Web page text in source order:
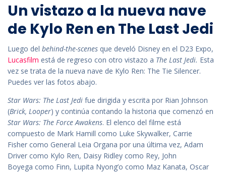
Un vistazo a la nueva nave
de Kylo Ren en The Last Jedi
Luego del behind-the-scenes que develó Disney en el D23 Expo,
Lucasfilm está de regreso con otro vistazo a The Last Jedi. Esta
vez se trata de la nueva nave de Kylo Ren: The Tie Silencer.
Puedes ver las fotos abajo.
Star Wars: The Last Jedi fue dirigida y escrita por Rian Johnson
(Brick, Looper) y continúa contando la historia que comenzó en
Star Wars: The Force Awakens. El elenco del filme está
compuesto de Mark Hamill como Luke Skywalker, Carrie
Fisher como General Leia Organa por una última vez, Adam
Driver como Kylo Ren, Daisy Ridley como Rey, John
Boyega como Finn, Lupita Nyong’o como Maz Kanata, Oscar